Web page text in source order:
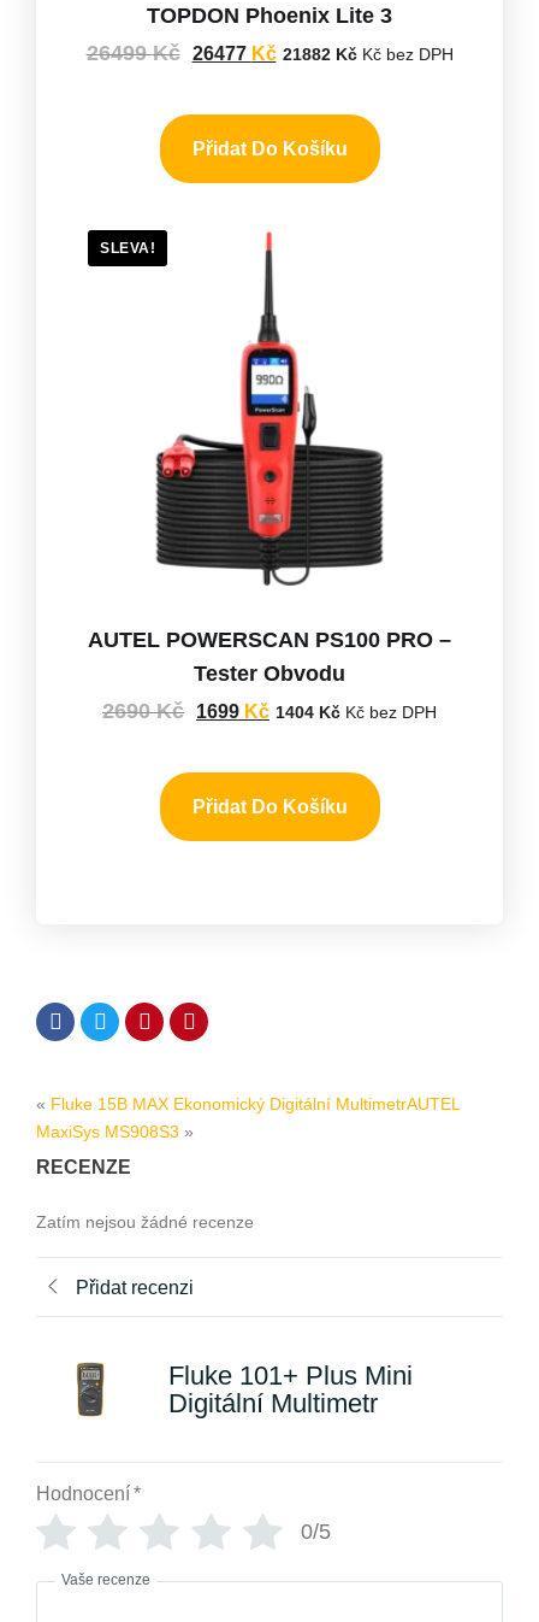
TOPDON Phoenix Lite 3
26499Kč 26477 Kč 21882 KčKč bez DPH
Přidat Do Košíku
SLEVA!
AUTEL POWERSCAN PS100 PRO –
Tester Obvodu
2690Kč 1699 Kč 1404 Kč Kč bez DPH
Přidat Do Košíku
« Fluke 15B MAX Ekonomický Digitální MultimetrAUTEL
MaxiSys MS908S3 »
RECENZE
Zatím nejsou žádné recenze
Přidat recenzi
Fluke 101+ Plus Mini
Digitální Multimetr
Hodnocení *
0/5
Vaše recenze